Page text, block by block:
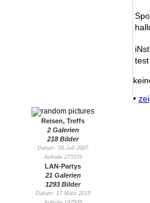
test
•
Reisen, Treffs
2 Galerien
218 Bilder
Datum: 09.Juli 2007
Aufrufe 273376
LAN-Partys
21 Galerien
1293 Bilder
Datum: 17.März 2015